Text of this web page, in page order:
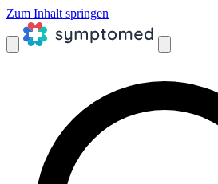
Zum Inhalt springen